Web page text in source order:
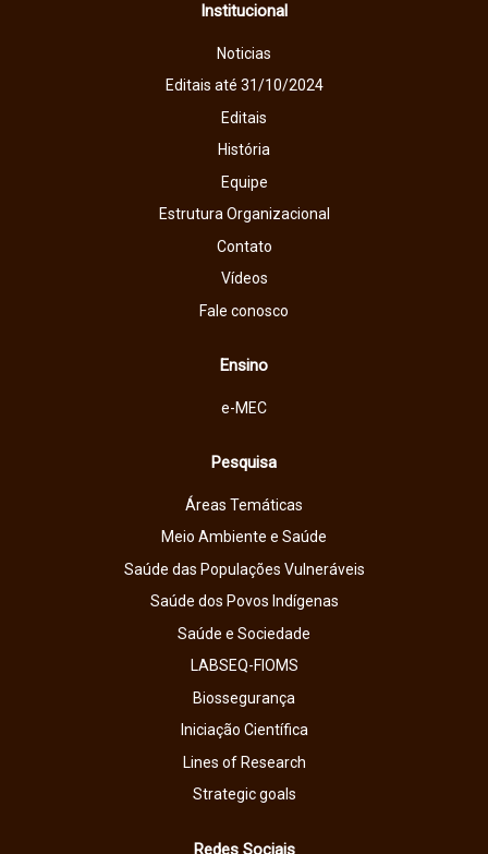
Institucional
Noticias
Editais até 31/10/2024
Editais
História
Equipe
Estrutura Organizacional
Contato
Vídeos
Fale conosco
Ensino
e-MEC
Pesquisa
Áreas Temáticas
Meio Ambiente e Saúde
Saúde das Populações Vulneráveis
Saúde dos Povos Indígenas
Saúde e Sociedade
LABSEQ-FIOMS
Biossegurança
Iniciação Científica
Lines of Research
Strategic goals
Redes Sociais